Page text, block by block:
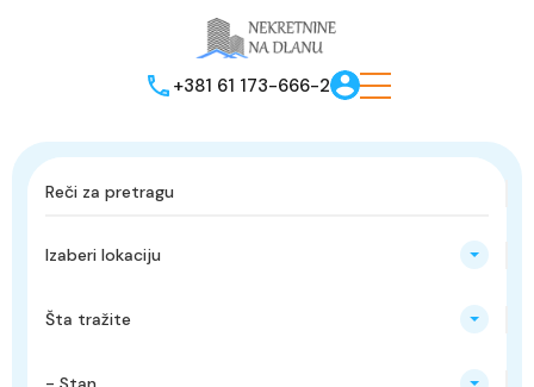
+381 61 173-666-2
Izaberi lokaciju
Šta tražite